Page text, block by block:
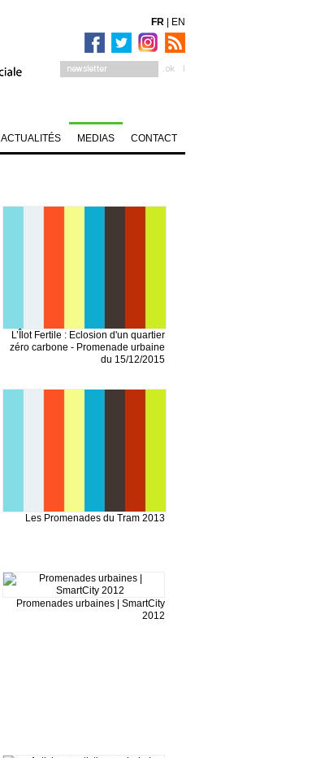
L’Îlot Fertile : Eclosion d'un quartier
zéro carbone - Promenade urbaine
du 15/12/2015
Les Promenades du Tram 2013
Promenades urbaines | SmartCity
2012
CONTACT
MEDIAS
ACTUALITÉS
FR EN